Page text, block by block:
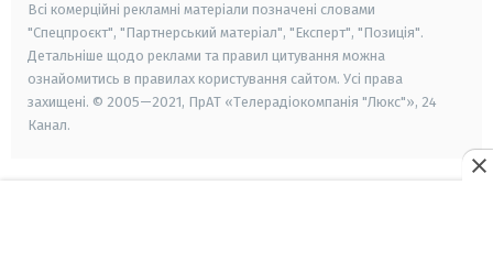
Всі комерційні рекламні матеріали позначені словами
"Спецпроєкт", "Партнерський матеріал", "Експерт", "Позиція".
Детальніше щодо реклами та правил цитування можна
ознайомитись в правилах користування сайтом. Усі права
захищені. © 2005—2021, ПрАТ «Телерадіокомпанія "Люкс"», 24
Канал.